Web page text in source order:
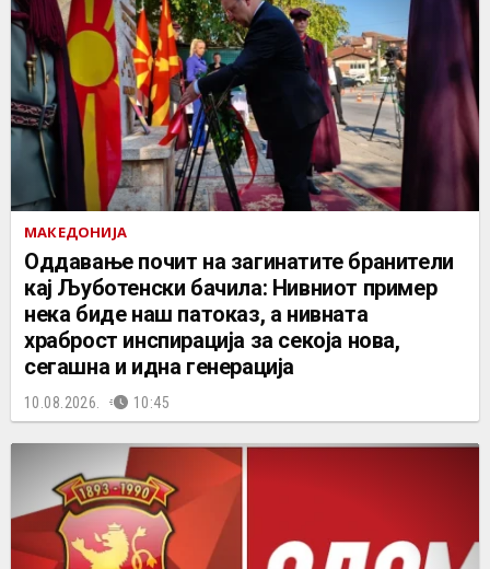
МАКЕДОНИЈА
Оддавање почит на загинатите бранители
кај Љуботенски бачила: Нивниот пример
нека биде наш патоказ, а нивната
храброст инспирација за секоја нова,
сегашна и идна генерација
10.08.2026. 10:45